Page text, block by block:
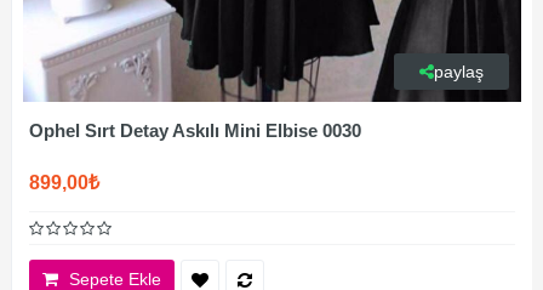
paylaş
Ophel Sırt Detay Askılı Mini Elbise 0030
899,00₺
Sepete Ekle